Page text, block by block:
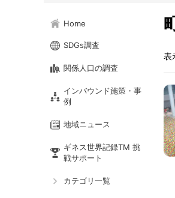
Home
SDGs調査
関係人口の調査
インバウンド施策・事
例
地域ニュース
ギネス世界記録TM 挑
戦サポート
カテゴリ一覧
表